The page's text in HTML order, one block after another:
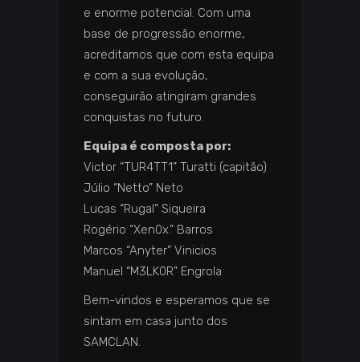
e enorme potencial. Com uma
base de progressão enorme,
acreditamos que com esta equipa
e com a sua evolução,
conseguirão atingiram grandes
conquistas no futuro.
Equipa é composta por:
Victor “TUR4TT1” Turatti (capitão)
Júlio “Netto” Neto
Lucas “Rugal” Siqueira
Rogério “Xen0x.” Barros
Marcos “Anyter” Vinicios
Manuel “M3LK0R” Engrola
Bem-vindos e esperamos que se
sintam em casa junto dos
SAMCLAN.